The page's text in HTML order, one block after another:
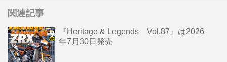
関連記事
『Heritage & Legends Vol.87』は2026
年7月30日発売